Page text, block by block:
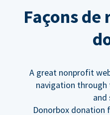
Façons de
A great nonprofit
navigation
and
Donorbox donation